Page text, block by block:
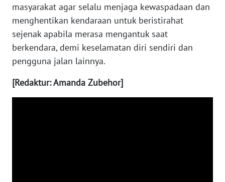
masyarakat agar selalu menjaga kewaspadaan dan
menghentikan kendaraan untuk beristirahat
sejenak apabila merasa mengantuk saat
berkendara, demi keselamatan diri sendiri dan
pengguna jalan lainnya.
[Redaktur: Amanda Zubehor]
WN
BABEL
WN
SUMBAR
WN